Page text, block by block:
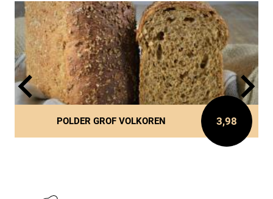
POLDER GROF VOLKOREN 3,98